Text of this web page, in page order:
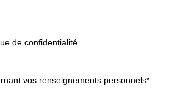
de confidentialité.
vos renseignements personnels*